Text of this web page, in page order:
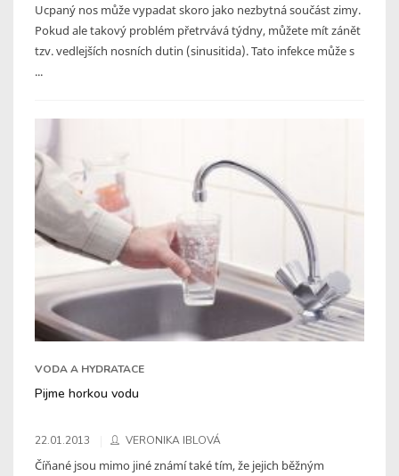
Ucpaný nos může vypadat skoro jako nezbytná součást zimy.
Pokud ale takový problém přetrvává týdny, můžete mít zánět
tzv. vedlejších nosních dutin (sinusitida). Tato infekce může s
...
VODA A HYDRATACE
Pijme horkou vodu
22.01.2013 VERONIKA IBLOVÁ
Číňané jsou mimo jiné známí také tím, že jejich běžným